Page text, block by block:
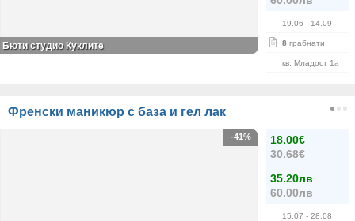
19.06 - 14.09
8 грабнати
кв. Младост 1а
Бюти студио Куклите
Френски маникюр с база и гел лак
18.00€
30.68€
35.20лв
60.00лв
15.07 - 28.08
-41%